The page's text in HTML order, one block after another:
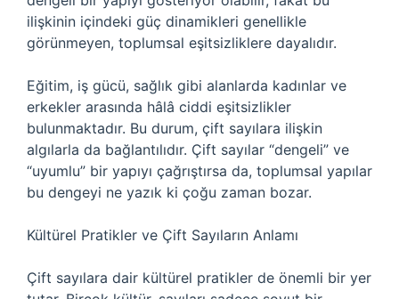
ilişkinin içindeki güç dinamikleri genellikle
görünmeyen, toplumsal eşitsizliklere dayalıdır.
Eğitim, iş gücü, sağlık gibi alanlarda kadınlar ve
erkekler arasında hâlâ ciddi eşitsizlikler
bulunmaktadır. Bu durum, çift sayılara ilişkin
algılarla da bağlantılıdır. Çift sayılar “dengeli” ve
“uyumlu” bir yapıyı çağrıştırsa da, toplumsal yapılar
bu dengeyi ne yazık ki çoğu zaman bozar.
Kültürel Pratikler ve Çift Sayıların Anlamı
Çift sayılara dair kültürel pratikler de önemli bir yer